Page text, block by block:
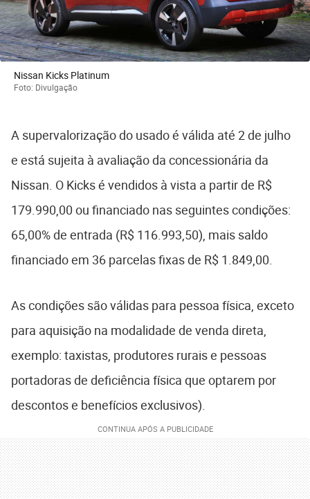
Nissan Kicks Platinum
Foto: Divulgação
A supervalorização do usado é válida até 2 de julho
e está sujeita à avaliação da concessionária da
Nissan. O Kicks é vendidos à vista a partir de R$
179.990,00 ou financiado nas seguintes condições:
65,00% de entrada (R$ 116.993,50), mais saldo
financiado em 36 parcelas fixas de R$ 1.849,00.
As condições são válidas para pessoa física, exceto
para aquisição na modalidade de venda direta,
exemplo: taxistas, produtores rurais e pessoas
portadoras de deficiência física que optarem por
descontos e benefícios exclusivos).